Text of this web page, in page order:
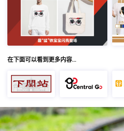
在下面可以看到更多内容…